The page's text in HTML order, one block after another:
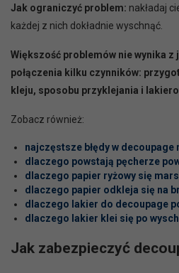
Jak ograniczyć problem: nakładaj
każdej z nich dokładnie wyschnąć.
Większość problemów nie wynika z
połączenia kilku czynników:
kleju, sposobu przyklejania i
Zobacz również:
najczęstsze błędy w decoupage
dlaczego powstają pęcherze
dlaczego papier ryżowy się
dlaczego papier odkleja się na
dlaczego lakier do decoupage
dlaczego lakier klei się po
Jak zabezpieczyć